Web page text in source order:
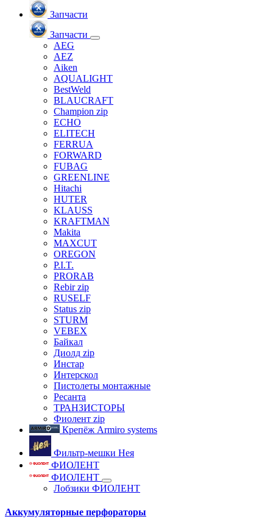
Запчасти
Запчасти
AEG
AEZ
Aiken
AQUALIGHT
BestWeld
BLAUCRAFT
Champion zip
ECHO
ELITECH
FERRUA
FORWARD
FUBAG
GREENLINE
Hitachi
HUTER
KLAUSS
KRAFTMAN
Makita
MAXCUT
OREGON
P.I.T.
PRORAB
Rebir zip
RUSELF
Status zip
STURM
VEBEX
Байкал
Диолд zip
Инстар
Интерскол
Пистолеты монтажные
Ресанта
ТРАНЗИСТОРЫ
Фиолент zip
Крепёж Armiro systems
Фильтр-мешки Нея
ФИОЛЕНТ
ФИОЛЕНТ
Лобзики ФИОЛЕНТ
Аккумуляторные перфораторы